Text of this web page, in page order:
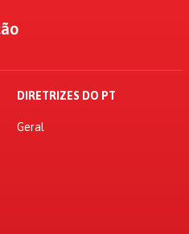
DIRETRIZES DO PT
Geral